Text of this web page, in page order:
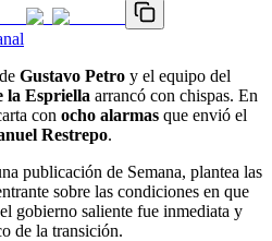
Gustavo Petro y el equipo del
la Espriella arrancó con chispas. En
con ocho alarmas que envió el
Restrepo.
publicación de Semana, plantea las
sobre las condiciones en que
gobierno saliente fue inmediata y
de la transición.